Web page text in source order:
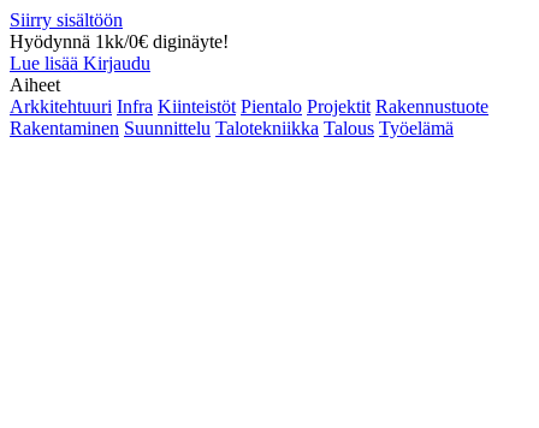
Siirry sisältöön
Hyödynnä 1kk/0€ diginäyte!
Lue lisää Kirjaudu
Aiheet
Arkkitehtuuri Infra Kiinteistöt Pientalo Projektit Rakennustuote
Rakentaminen Suunnittelu Talotekniikka Talous Työelämä